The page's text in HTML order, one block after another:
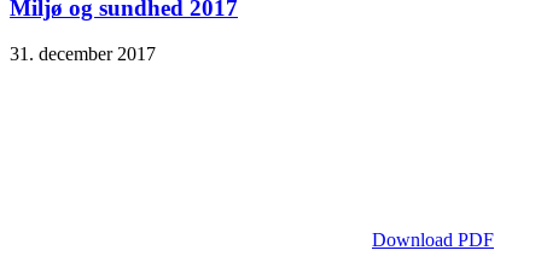
Miljø og sundhed 2017
31. december 2017
Download PDF